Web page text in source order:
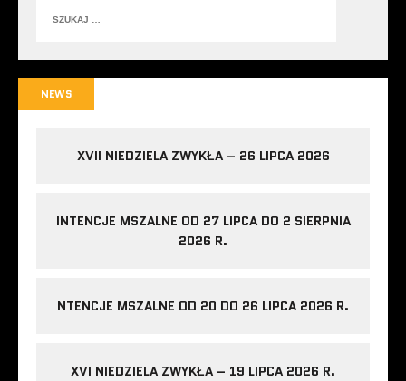
NEWS
XVII NIEDZIELA ZWYKŁA – 26 LIPCA 2026
INTENCJE MSZALNE OD 27 LIPCA DO 2 SIERPNIA
2026 R.
NTENCJE MSZALNE OD 20 DO 26 LIPCA 2026 R.
XVI NIEDZIELA ZWYKŁA – 19 LIPCA 2026 R.